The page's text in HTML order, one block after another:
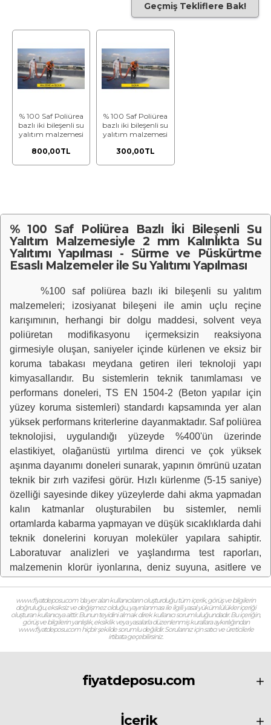
Geçmiş Tekliflere Bak!
% 100 Saf Poliürea
bazlı iki bileşenli su
yalıtım malzemesi
su yalıtımı
800,00TL
% 100 Saf Poliürea
bazlı iki bileşenli su
yalıtım malzemesi
su yalıtımı
300,00TL
% 100 Saf Poliürea Bazlı İki Bileşenli Su
Yalıtım Malzemesiyle 2 mm Kalınlıkta Su
Yalıtımı Yapılması - Sürme ve Püskürtme
Esaslı Malzemeler ile Su Yalıtımı Yapılması
%100 saf poliürea bazlı iki bileşenli su yalıtım
malzemeleri; izosiyanat bileşeni ile amin uçlu reçine
karışımının, herhangi bir dolgu maddesi, solvent veya
poliüretan modifikasyonu içermeksizin reaksiyona
girmesiyle oluşan, saniyeler içinde kürlenen ve eksiz bir
koruma tabakası meydana getiren ileri teknoloji yapı
kimyasallarıdır. Bu sistemlerin teknik tanımlaması ve
performans doneleri, TS EN 1504-2 (Beton yapılar için
yüzey koruma sistemleri) standardı kapsamında yer alan
yüksek performans kriterlerine dayanmaktadır. Saf poliürea
teknolojisi, uygulandığı yüzeyde %400'ün üzerinde
elastikiyet, olağanüstü yırtılma direnci ve çok yüksek
aşınma dayanımı doneleri sunarak, yapının ömrünü uzatan
teknik bir zırh vazifesi görür. Hızlı kürlenme (5-15 saniye)
özelliği sayesinde dikey yüzeylerde dahi akma yapmadan
kalın katmanlar oluşturabilen bu sistemler, nemli
ortamlarda kabarma yapmayan ve düşük sıcaklıklarda dahi
teknik donelerini koruyan moleküler yapılara sahiptir.
Laboratuvar analizleri ve yaşlandırma test raporları,
malzemenin klorür iyonlarına, deniz suyuna, asitlere ve
ederek yapısal durabiliteyi en üst seviyeye çıkarmaktadır.
Uygulama süreci, yalıtım yapılacak beton yüzeyin
sağlam, tozdan, yağdan ve aderansı zayıflatacak her türlü
kalıntıdan mekanik yöntemlerle (shot-blasting veya bilyeli
kumlama) arındırılarak yüzey profilinin (CSP 3-5)
donelere uygunluğu ve segregasyonların epoksi tamir
aşamalardan biridir. %100 saf poliürea uygulaması,
www.fiyatdeposu.com ‘da yer alan kullanıcıların oluşturduğu tüm içerik, görüş ve bilgilerin
doğruluğu, eksiksiz ve değişmez olduğu, yayınlanması ile ilgili yasal yükümlülükler içeriği
oluşturan kullanıcıya aittir. Bunun teyidini almak direk kullanıcı sorumluluğundadır. Bu içeriğin,
görüş ve bilgilerin yanlışlık, eksiklik veya yasalarla düzenlenmiş kurallara aykırılığından
www.fiyatdeposu.com hiçbir şekilde sorumlu değildir. Sorularınız için satıcı ve üreticilerle
irtibata geçebilirsiniz.
fiyatdeposu.com
İçerik